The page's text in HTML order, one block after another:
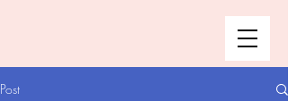
Post